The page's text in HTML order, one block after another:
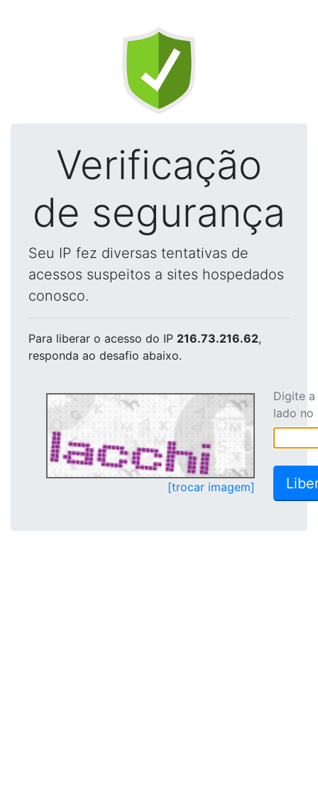
Verificação
de segurança
Seu IP fez diversas tentativas de
acessos suspeitos a sites hospedados
conosco.
Para liberar o acesso do IP 216.73.216.62,
responda ao desafio abaixo.
[trocar imagem]
Digite
lado no